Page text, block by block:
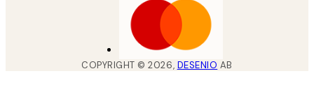
COPYRIGHT ©2026, DESENIO AB